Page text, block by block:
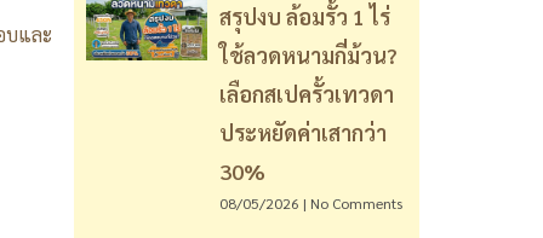
บและ
สรุปงบ ล้อมรั้ว 1 ไร่
ใช้ลวดหนามกี่ม้วน?
เลือกสเปครั้วเทวดา
ประหยัดค่าเสากว่า
30%
08/05/2026 No Comments